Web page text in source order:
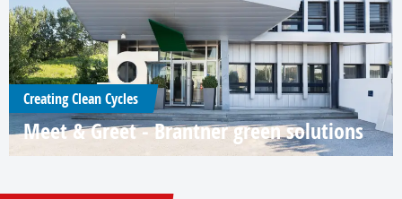
Creating Clean Cycles
Meet & Greet - Brantner green solutions